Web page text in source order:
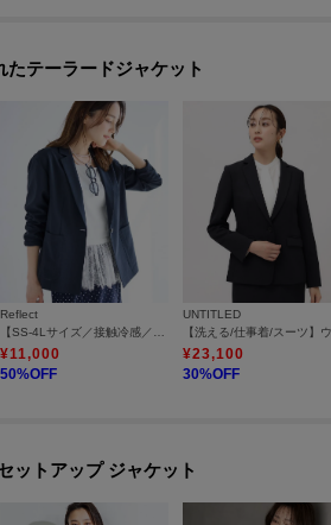
たテーラードジャケット
Reflect
【SS-4Lサイズ／接触冷感／シワになりにくい】リラクシーテーラードジャケット
¥11,000
50%OFF
UNTITLED
¥23,100
30%OFF
ットアップ ジャケット